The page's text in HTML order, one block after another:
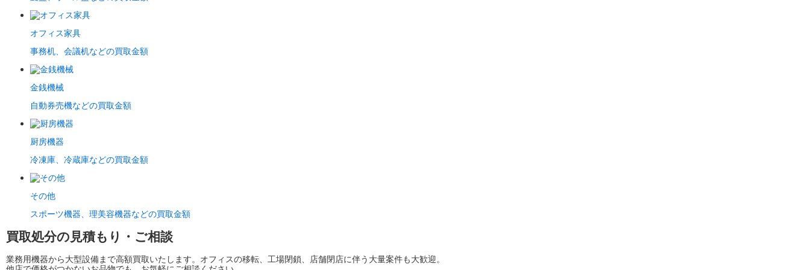
オフィス家具
事務机、会議机などの買取金額
金銭機械
自動券売機などの買取金額
厨房機器
冷凍庫、冷蔵庫などの買取金額
その他
スポーツ機器、理美容機器などの買取金額
買取処分の見積もり・ご相談
業務用機器から大型設備まで高額買取いたします。オフィスの移転、工場閉鎖、店舗閉店に伴う大量案件も大歓迎。